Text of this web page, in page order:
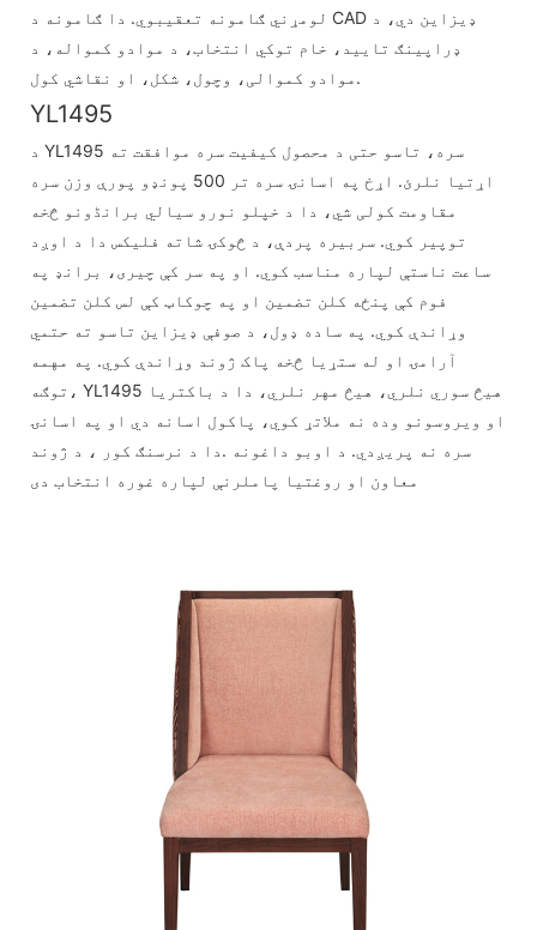
لومړني ګامونه تعقیبوي. دا ګامونه د CAD ډیزاین دي، د
ډراپینګ تایید، خام توکي انتخاب، د موادو کمواله، د
موادو کموالی، وچول، شکل، او نقاشي کول.
YL1495
د YL1495 سره، تاسو حتی د محصول کیفیت سره موافقت ته
اړتیا نلرئ. اړخ په اسانۍ سره تر 500 پونډو پورې وزن سره
مقاومت کولی شي، دا د خپلو نورو سیالي برانڈونو څخه
توپیر کوي. سربیره پردې، د څوکۍ شاته فلیکس دا د اوږد
ساعت ناستې لپاره مناسب کوي. او په سر کې چیری، برانډ په
فوم کې پنځه کلن تضمین او په چوکاټ کې لس کلن تضمین
وړاندې کوي. په ساده ډول، د صوفې ډیزاین تاسو ته حتمي
آرامۍ او له ستړیا څخه پاک ژوند وړاندې کوي. په مهمه
توګه، YL1495 هیڅ سوري نلري، هیڅ مهر نلري، دا د باکتریا
او ویروسونو وده نه ملاتړ کوي، پاکول اسانه دي او په اسانۍ
سره نه پریږدي. د اوبو داغونه .دا د نرسنګ کور ، د ژوند
معاون او روغتیا پاملرنې لپاره غوره انتخاب دی